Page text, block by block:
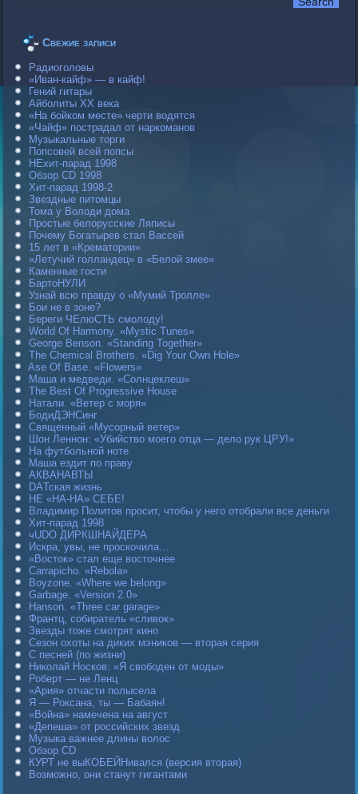
Свежие записи
Радиоголовы
«Иван-кайф» — в кайф!
Гений гитары
Айболиты ХХ века
«На бойком месте» черти водятся
«Чайф» пострадал от наркоманов
Музыкальные торги
Попсовей всей попсы
НЕхит-парад 1998
Обзор CD 1998
Хит-парад 1998-2
Звездные питомцы
Тома у Володи дома
Простые белорусские Ляписы
Почему Богатырев стал Вассей
15 лет в «Крематории»
«Летучий голландец» в «Белой змее»
Каменные гости
БартоНУЛИ
Узнай всю правду о «Мумий Тролле»
Бои не в зоне?
Береги ЧЕлюСТЬ смолоду!
World Of Harmony. «Mystic Tunes»
George Benson. «Standing Together»
The Chemical Brothers. «Dig Your Own Hole»
Ase Of Base. «Flowers»
Маша и медведи. «Солнцеклеш»
The Best Of Progressive House
Натали. «Ветер с моря»
БодиДЭНСинг
Священный «Мусорный ветер»
Шон Леннон: «Убийство моего отца — дело рук ЦРУ!»
На футбольной ноте
Маша ездит по праву
АКВАНАВТЫ
DAТская жизнь
НЕ «НА-НА» СЕБЕ!
Владимир Политов просит, чтобы у него отобрали все деньги
Хит-парад 1998
чUDO ДИРКШНАЙДЕРА
Искра, увы, не проскочила…
«Восток» стал еще восточнее
Carraрicho. «Rebola»
Boyzone. «Where we belong»
Garbage. «Version 2.0»
Hanson. «Three car garage»
Франтц, собиратель «сливок»
Звезды тоже смотрят кино
Сезон охоты на диких мэников — вторая серия
С песней (по жизни)
Николай Носков: «Я свободен от моды»
Роберт — не Ленц
«Ария» отчасти полысела
Я — Роксана, ты — Бабаян!
«Война» намечена на август
«Депеша» от российских звезд
Музыка важнее длины волос
Обзор CD
КУРТ не выКОБЕЙНивался (версия вторая)
Возможно, они станут гигантами